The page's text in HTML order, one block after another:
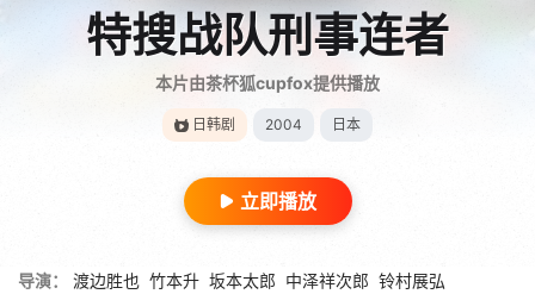
特搜战队刑事连者
本片由茶杯狐cupfox提供播放
日韩剧 2004 日本
立即播放
导演： 渡边胜也 竹本升 坂本太郎 中泽祥次郎 铃村展弘